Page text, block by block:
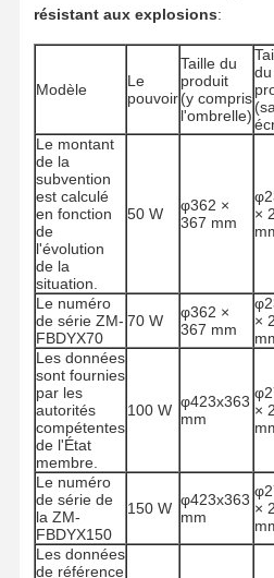
résistant aux explosions:
Modèle
Le
pouvoir
Taille du
produit
(y compris
l'ombrelle)
du
Le montant
de la
subvention
est calculé
en fonction
de
l'évolution
de la
situation.
50 W
φ362 ×
367 mm
×
Le numéro
de série ZM-
FBDYX70
70 W
φ362 ×
367 mm
×
Les données
sont fournies
par les
autorités
compétentes
de l'État
membre.
100 W φ423x363
mm
×
Le numéro
de série de
la ZM-
FBDYX150
150 W φ423x363
mm
×
Les données
de référence